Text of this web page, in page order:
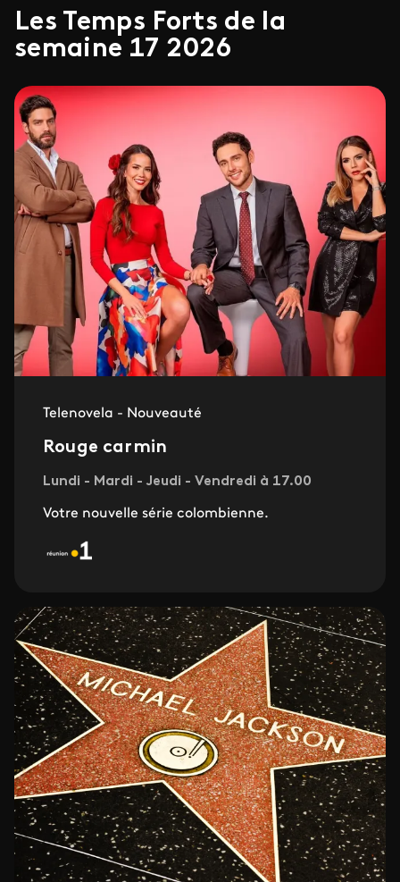
Les Temps Forts de la
semaine 17 2026
Telenovela - Nouveauté
Rouge carmin
Lundi - Mardi - Jeudi - Vendredi à 17.00
Votre nouvelle série colombienne.